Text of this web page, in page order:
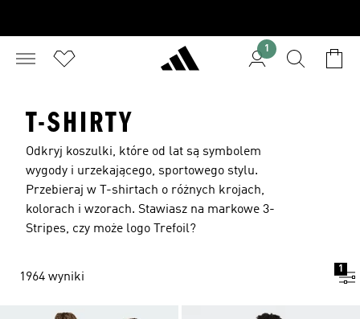
1
T-SHIRTY
Odkryj koszulki, które od lat są symbolem
wygody i urzekającego, sportowego stylu.
Przebieraj w T-shirtach o różnych krojach,
kolorach i wzorach. Stawiasz na markowe 3-
Stripes, czy może logo Trefoil?
1964 wyniki
1